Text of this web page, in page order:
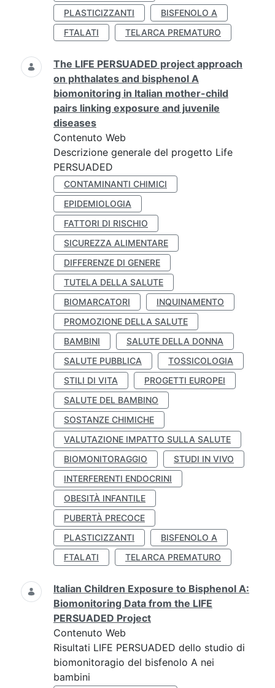
PLASTICIZZANTI
BISFENOLO A
FTALATI
TELARCA PREMATURO
The LIFE PERSUADED project approach
on phthalates and bisphenol A
biomonitoring in Italian mother-child
pairs linking exposure and juvenile
diseases
Contenuto Web
Descrizione generale del progetto Life
PERSUADED
CONTAMINANTI CHIMICI
EPIDEMIOLOGIA
FATTORI DI RISCHIO
SICUREZZA ALIMENTARE
DIFFERENZE DI GENERE
TUTELA DELLA SALUTE
BIOMARCATORI
INQUINAMENTO
PROMOZIONE DELLA SALUTE
BAMBINI
SALUTE DELLA DONNA
SALUTE PUBBLICA
TOSSICOLOGIA
STILI DI VITA
PROGETTI EUROPEI
SALUTE DEL BAMBINO
SOSTANZE CHIMICHE
VALUTAZIONE IMPATTO SULLA SALUTE
BIOMONITORAGGIO
STUDI IN VIVO
INTERFERENTI ENDOCRINI
OBESITÀ INFANTILE
PUBERTÀ PRECOCE
PLASTICIZZANTI
BISFENOLO A
FTALATI
TELARCA PREMATURO
Italian Children Exposure to Bisphenol A:
Biomonitoring Data from the LIFE
PERSUADED Project
Contenuto Web
Risultati LIFE PERSUADED dello studio di
biomonitoragio del bisfenolo A nei
bambini